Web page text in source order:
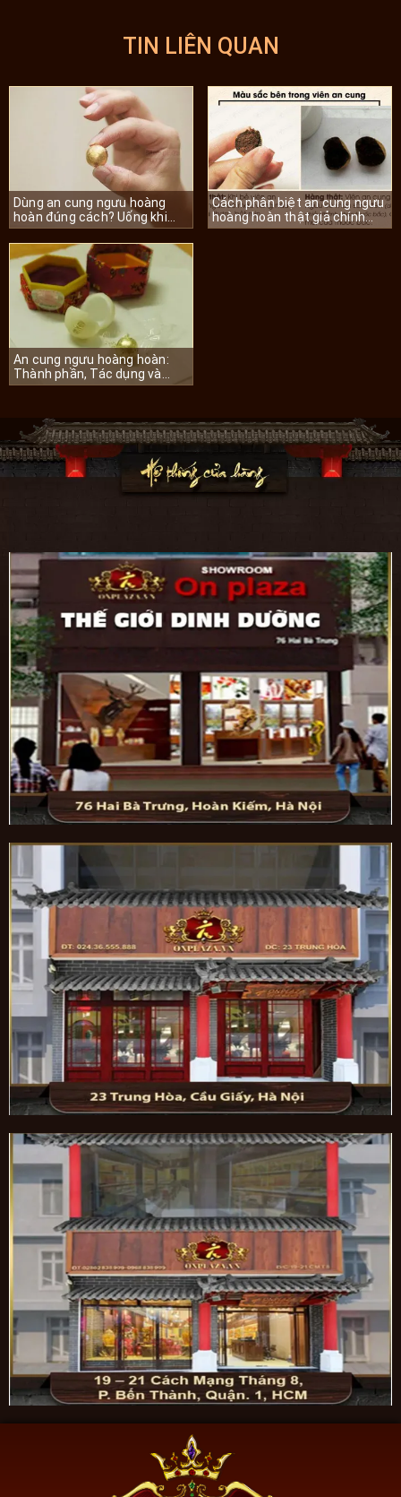
TIN LIÊN QUAN
Dùng an cung ngưu hoàng
hoàn đúng cách? Uống khi
nào hiệu quả
Cách phân biệt an cung ngưu
hoàng hoàn thật giả chính
xác nhất
An cung ngưu hoàng hoàn:
Thành phần, Tác dụng và
cảnh báo